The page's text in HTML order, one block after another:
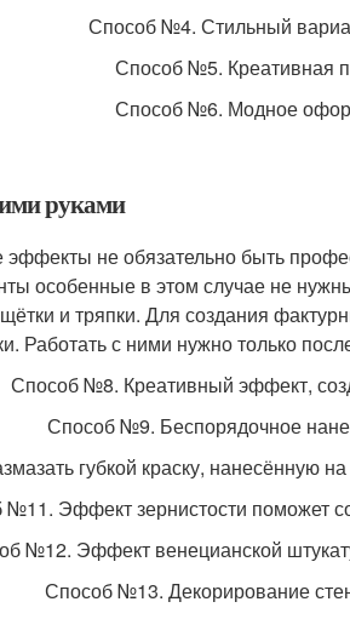
Способ №4. Стильный
Способ №5. Креативная
Способ №6. Модное
руками
эффекты не обязательно быть
особенные в этом случае не
и тряпки. Для создания
Работать с ними нужно только
Способ №8. Креативный эффект,
Способ №9. Беспорядочное
губкой краску, нанесённую
Эффект зернистости поможет
№12. Эффект венецианской
Способ №13. Декорирование